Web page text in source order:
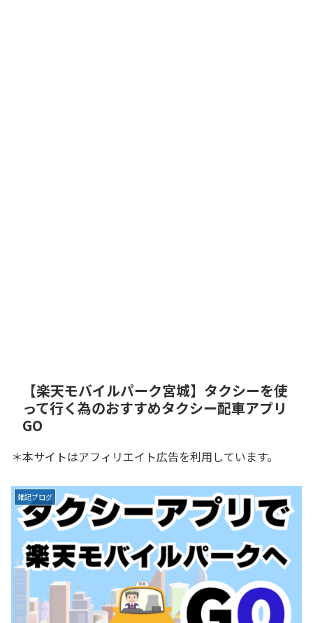
【楽天モバイルパーク宮城】タクシーを使
って行く為のおすすめタクシー配車アプリ
GO
＊本サイトはアフィリエイト広告を利用しています。
雑記ブログ